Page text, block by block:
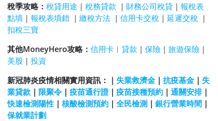
稅季攻略： 稅貸用途 ｜ 稅務貸款 ｜ 財務公司稅貸 ｜ 報稅表
點填 ｜ 報稅表填錯 ｜ 繳稅方法 ｜ 信用卡交稅 ｜ 延遲交稅 ｜
扣稅三寶
其他MoneyHero攻略： 信用卡 ︱ 貸款 ｜ 保險 ｜ 旅遊保險 ｜
美股 ｜ 投資
新冠肺炎疫情相關實用資訊：｜ 失業救濟金 ｜ 抗疫基金 ｜ 失
業貸款 ｜ 限聚令 ｜ 疫苗通行證｜ 疫苗接種預約 ｜ 通關安排｜
快速檢測陽性 ｜ 核酸檢測預約 ｜ 全民檢測 ｜ 銀行營業時間 ｜
保就業計劃